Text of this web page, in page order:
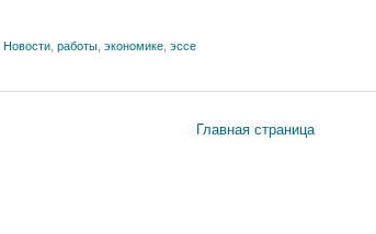
Новости, работы, экономике, эссе
Главная страница